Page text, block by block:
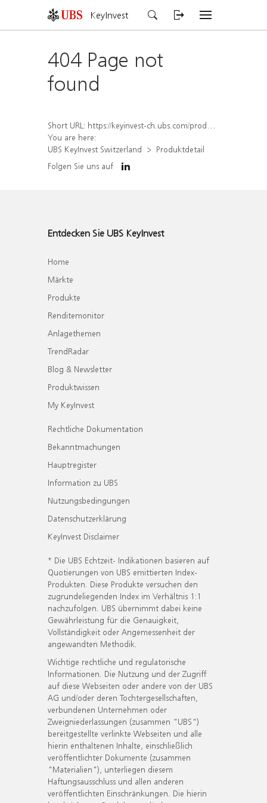
KeyInvest
404 Page not
found
Short URL: https://keyinvest-ch.ubs.com/produkt/detail/index/isin/CH1580425515
You are here:
UBS KeyInvest Switzerland
Produktdetail
Folgen Sie uns auf
Entdecken Sie UBS KeyInvest
Home
Märkte
Produkte
Renditemonitor
Anlagethemen
TrendRadar
Blog & Newsletter
Produktwissen
My KeyInvest
Rechtliche Dokumentation
Bekanntmachungen
Hauptregister
Information zu UBS
Nutzungsbedingungen
Datenschutzerklärung
KeyInvest Disclaimer
* Die UBS Echtzeit- Indikationen basieren auf
Quotierungen von UBS emittierten Index-
Produkten. Diese Produkte versuchen den
zugrundeliegenden Index im Verhältnis 1:1
nachzufolgen. UBS übernimmt dabei keine
Gewährleistung für die Genauigkeit,
Vollständigkeit oder Angemessenheit der
angewandten Methodik.
Wichtige rechtliche und regulatorische
Informationen. Die Nutzung und der Zugriff
auf diese Webseiten oder andere von der UBS
AG und/oder deren Tochtergesellschaften,
verbundenen Unternehmen oder
Zweigniederlassungen (zusammen "UBS")
bereitgestellte verlinkte Webseiten und alle
hierin enthaltenen Inhalte, einschließlich
veröffentlichter Dokumente (zusammen
"Materialien"), unterliegen diesem
Haftungsausschluss und allen anderen
veröffentlichten Einschränkungen. Die hierin